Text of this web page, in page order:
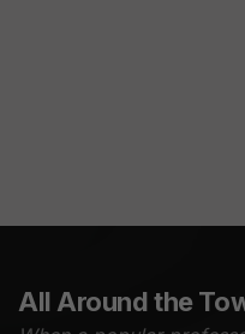
All Around the